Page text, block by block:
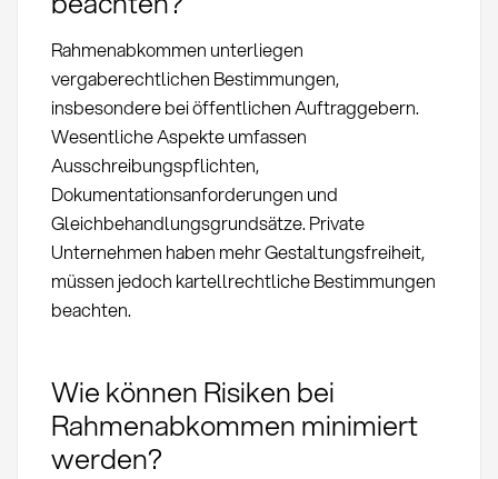
Rahmenabkommen unterliegen
vergaberechtlichen Bestimmungen,
insbesondere bei öffentlichen Auftraggebern.
Wesentliche Aspekte umfassen
Ausschreibungspflichten,
Dokumentationsanforderungen und
Gleichbehandlungsgrundsätze. Private
Unternehmen haben mehr Gestaltungsfreiheit,
müssen jedoch kartellrechtliche Bestimmungen
beachten.
Wie können Risiken bei
Rahmenabkommen minimiert
werden?